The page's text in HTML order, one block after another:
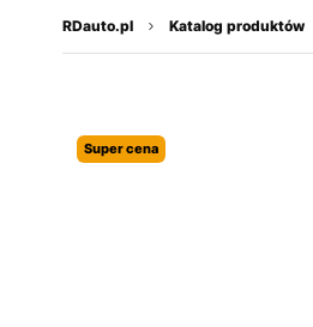
RDauto.pl Katalog produktów
Super cena